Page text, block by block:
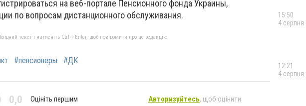
на веб-портале Пенсионного фонда Украины,
по вопросам дистанционного обслуживания.
текст і натисніть Ctrl + Enter, щоб повідомити про це редакцію
#пенсионеры #ДК
0,0 Оцініть першим Авторизуйтесь, щоб оцінити
15:50
4 серпня
12:21
4 серпня